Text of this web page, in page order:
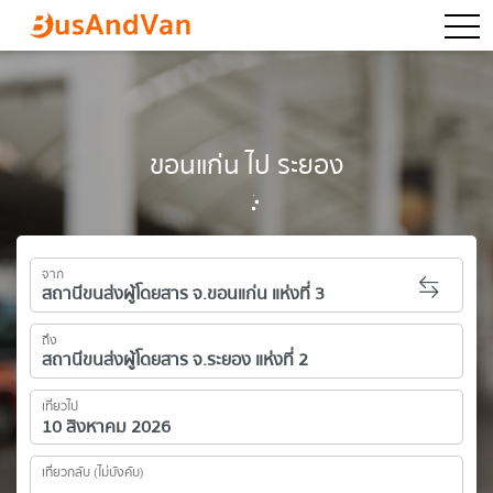
ขอนแก่น ไป ระยอง
จาก
ถึง
เที่ยวไป
เที่ยวกลับ (ไม่บังคับ)